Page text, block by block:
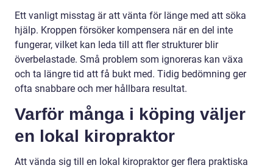
Ett vanligt misstag är att vänta för länge med att söka
hjälp. Kroppen försöker kompensera när en del inte
fungerar, vilket kan leda till att fler strukturer blir
överbelastade. Små problem som ignoreras kan växa
och ta längre tid att få bukt med. Tidig bedömning ger
ofta snabbare och mer hållbara resultat.
Varför många i köping väljer
en lokal kiropraktor
Att vända sig till en lokal kiropraktor ger flera praktiska